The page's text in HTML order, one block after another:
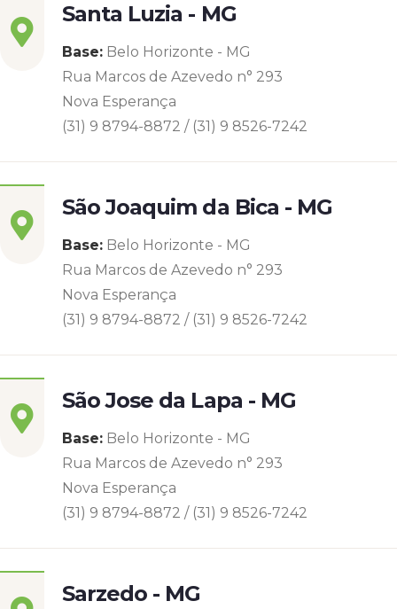
Santa Luzia - MG
Base: Belo Horizonte - MG
Rua Marcos de Azevedo n° 293
Nova Esperança
(31) 9 8794-8872 / (31) 9 8526-7242
São Joaquim da Bica - MG
Base: Belo Horizonte - MG
Rua Marcos de Azevedo n° 293
Nova Esperança
(31) 9 8794-8872 / (31) 9 8526-7242
São Jose da Lapa - MG
Base: Belo Horizonte - MG
Rua Marcos de Azevedo n° 293
Nova Esperança
(31) 9 8794-8872 / (31) 9 8526-7242
Sarzedo - MG